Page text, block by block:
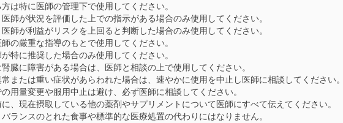
は特に医師の管理下で使用してください。
師が状況を評価した上での指示がある場合のみ使用してください。
師が利益がリスクを上回ると判断した場合のみ使用してください。
の厳重な指導のもとで使用してください。
特に推奨した場合のみ使用してください。
臓に障害がある場合は、医師と相談の上で使用してください。
または重い症状があらわれた場合は、速やかに使用を中止し医師に相談してください。
用量変更や服用中止は避け、必ず医師に相談してください。
、現在摂取している他の薬剤やサプリメントについて医師にすべて伝えてください。
ランスのとれた食事や標準的な医療処置の代わりにはなりません。